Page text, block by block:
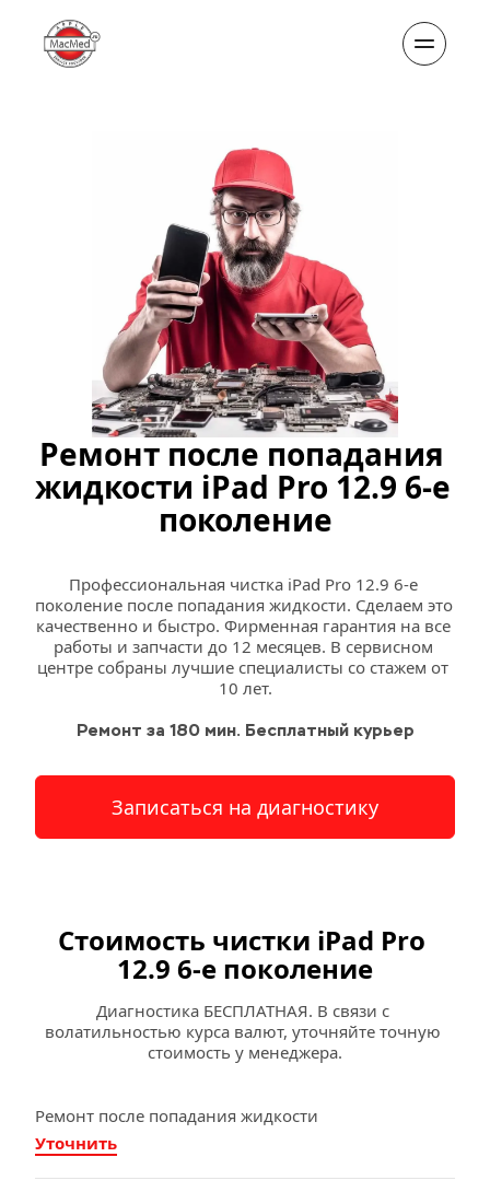
Ремонт после попадания
жидкости iPad Pro 12.9 6-е
поколение
Профессиональная чистка iPad Pro 12.9 6-е
поколение после попадания жидкости. Сделаем это
качественно и быстро. Фирменная гарантия на все
работы и запчасти до 12 месяцев. В сервисном
центре собраны лучшие специалисты со стажем от
10 лет.
Ремонт за 180 мин. Бесплатный курьер
Записаться на диагностику
Стоимость чистки iPad Pro
12.9 6-е поколение
Диагностика БЕСПЛАТНАЯ. В связи с
волатильностью курса валют, уточняйте точную
стоимость у менеджера.
Ремонт после попадания жидкости
Уточнить